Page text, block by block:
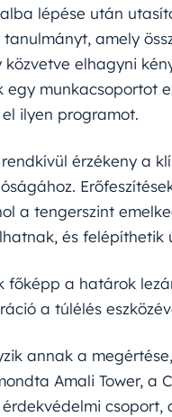
lépése után
amely
elhagyni
munkacsoportot
ilyen programot.
érzékeny a
a tengerszint
és felépíthetik
a határok
a túlélés
annak a
Amali Tower, a